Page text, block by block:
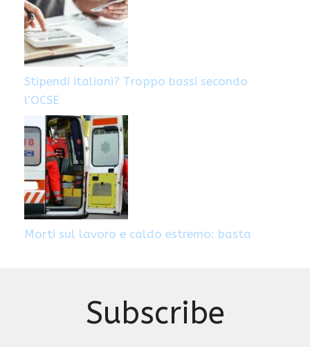
Stipendi italiani? Troppo bassi secondo
l’OCSE
Morti sul lavoro e caldo estremo: basta
Subscribe